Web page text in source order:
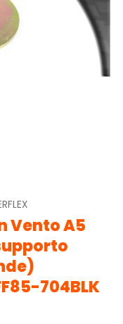
Vento A5
704BLK